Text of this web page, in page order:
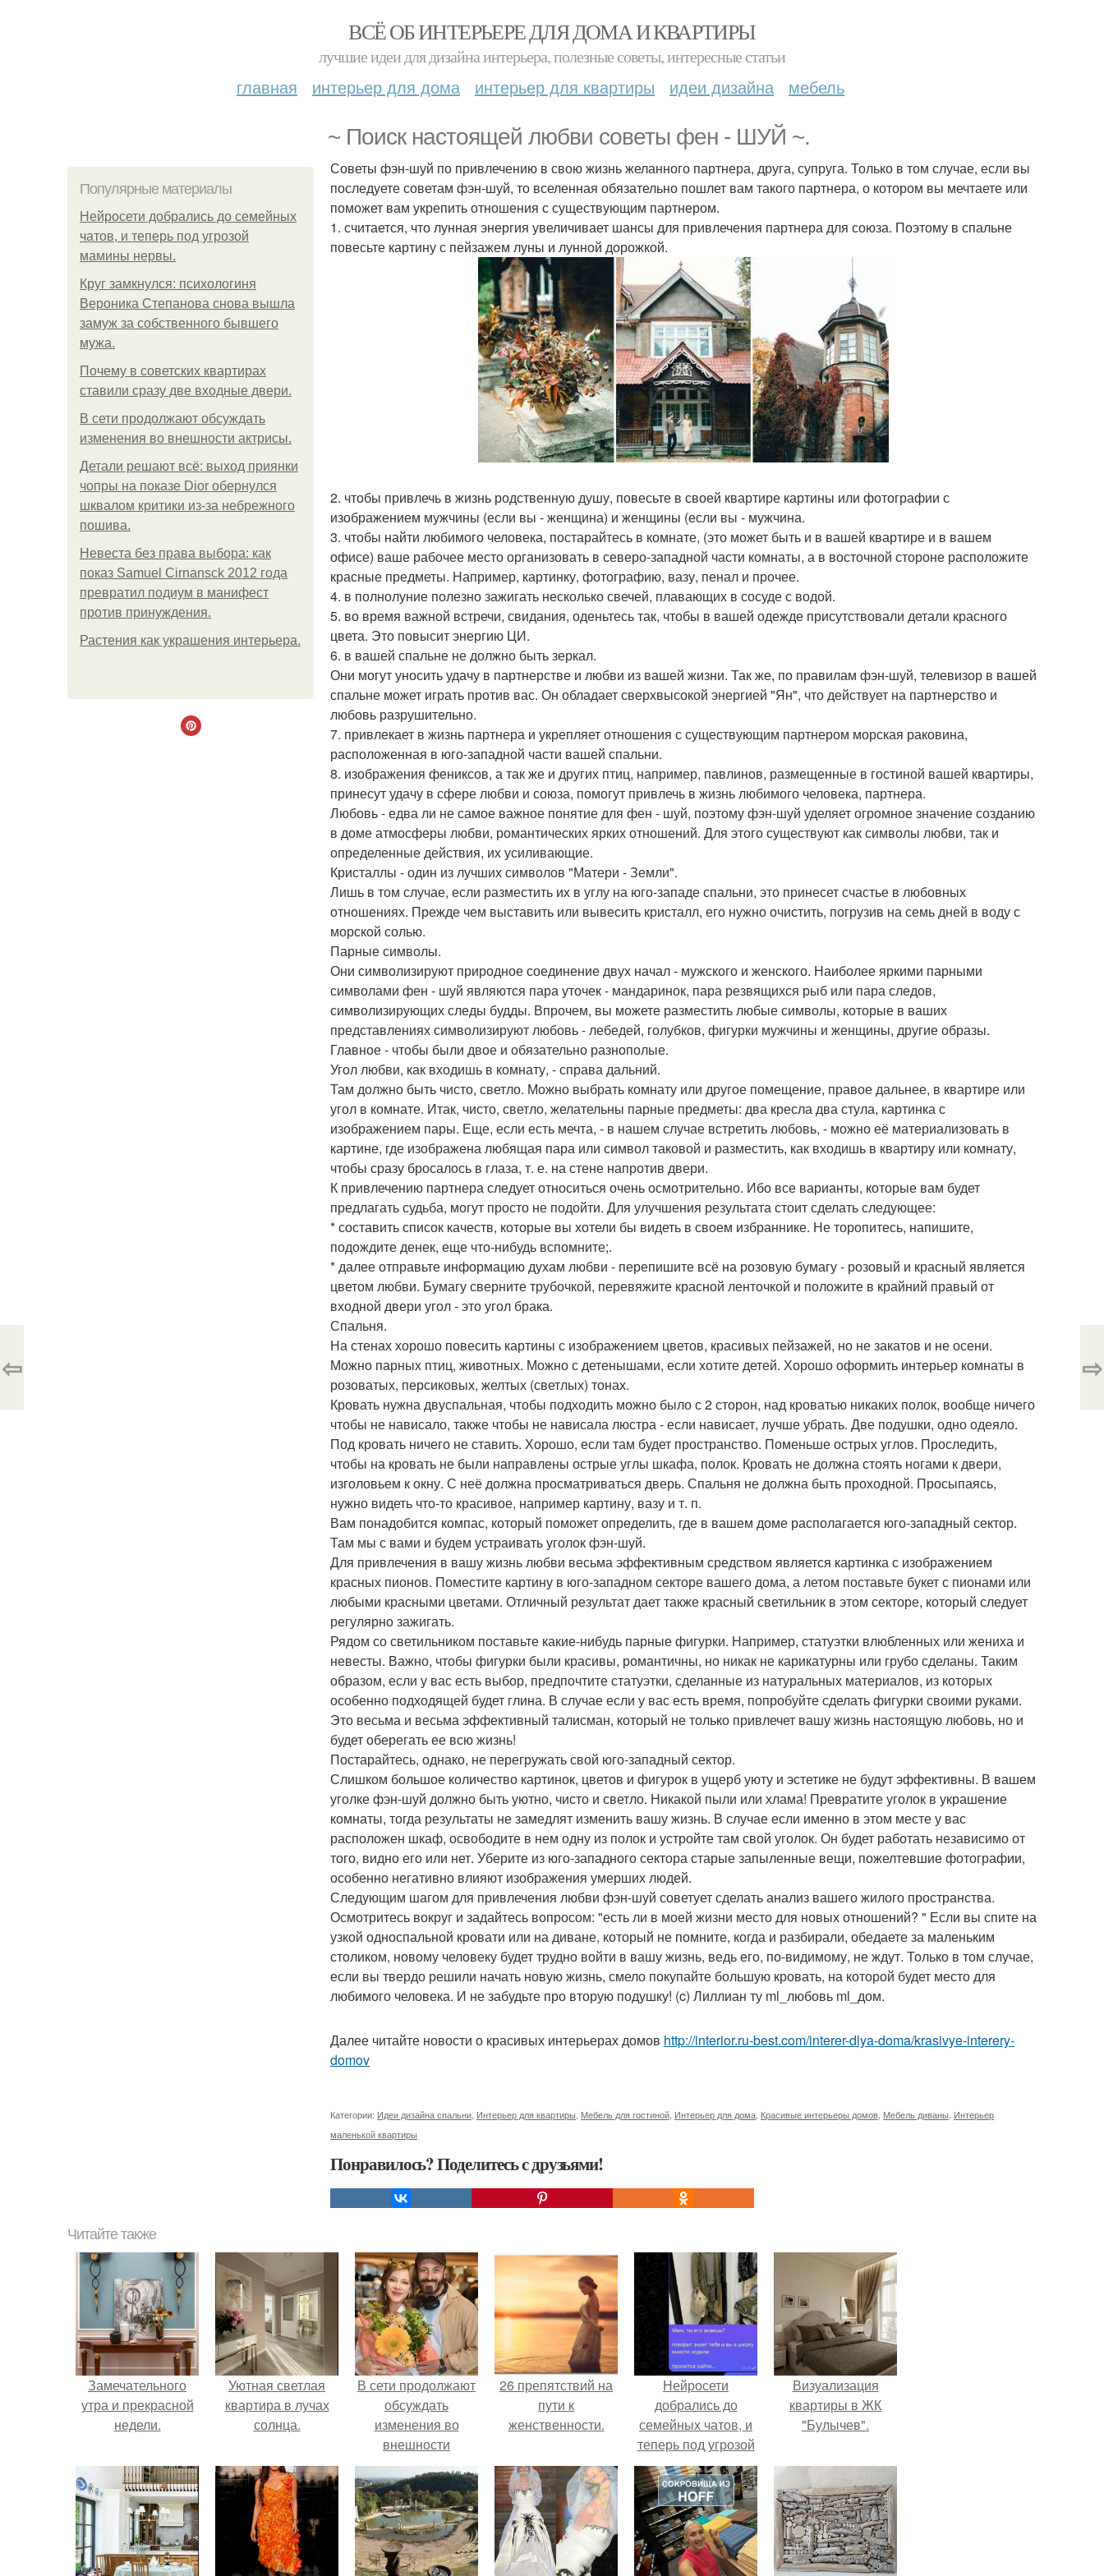
ВСЁ ОБ ИНТЕРЬЕРЕ ДЛЯ ДОМА И КВАРТИРЫ
лучшие идеи для дизайна интерьера, полезные советы, интересные статьи
главная интерьер для дома интерьер для квартиры идеи дизайна мебель
~ Поиск настоящей любви советы фен - ШУЙ ~.
Популярные материалы
Нейросети добрались до семейных
чатов, и теперь под угрозой
мамины нервы.
Круг замкнулся: психологиня
Вероника Степанова снова вышла
замуж за собственного бывшего
мужа.
Почему в советских квартирах
ставили сразу две входные двери.
В сети продолжают обсуждать
изменения во внешности актрисы.
Детали решают всё: выход приянки
чопры на показе Dior обернулся
шквалом критики из-за небрежного
пошива.
Невеста без права выбора: как
показ Samuel Cirnansck 2012 года
превратил подиум в манифест
против принуждения.
Растения как украшения интерьера.
Советы фэн-шуй по привлечению в свою жизнь желанного партнера, друга, супруга. Только в том случае, если вы
последуете советам фэн-шуй, то вселенная обязательно пошлет вам такого партнера, о котором вы мечтаете или
поможет вам укрепить отношения с существующим партнером.
1. считается, что лунная энергия увеличивает шансы для привлечения партнера для союза. Поэтому в спальне
повесьте картину с пейзажем луны и лунной дорожкой.
2. чтобы привлечь в жизнь родственную душу, повесьте в своей квартире картины или фотографии с
изображением мужчины (если вы - женщина) и женщины (если вы - мужчина.
3. чтобы найти любимого человека, постарайтесь в комнате, (это может быть и в вашей квартире и в вашем
офисе) ваше рабочее место организовать в северо-западной части комнаты, а в восточной стороне расположите
красные предметы. Например, картинку, фотографию, вазу, пенал и прочее.
4. в полнолуние полезно зажигать несколько свечей, плавающих в сосуде с водой.
5. во время важной встречи, свидания, оденьтесь так, чтобы в вашей одежде присутствовали детали красного
цвета. Это повысит энергию ЦИ.
6. в вашей спальне не должно быть зеркал.
Они могут уносить удачу в партнерстве и любви из вашей жизни. Так же, по правилам фэн-шуй, телевизор в вашей
спальне может играть против вас. Он обладает сверхвысокой энергией "Ян", что действует на партнерство и
любовь разрушительно.
7. привлекает в жизнь партнера и укрепляет отношения с существующим партнером морская раковина,
расположенная в юго-западной части вашей спальни.
8. изображения фениксов, а так же и других птиц, например, павлинов, размещенные в гостиной вашей квартиры,
принесут удачу в сфере любви и союза, помогут привлечь в жизнь любимого человека, партнера.
Любовь - едва ли не самое важное понятие для фен - шуй, поэтому фэн-шуй уделяет огромное значение созданию
в доме атмосферы любви, романтических ярких отношений. Для этого существуют как символы любви, так и
определенные действия, их усиливающие.
Кристаллы - один из лучших символов "Матери - Земли".
Лишь в том случае, если разместить их в углу на юго-западе спальни, это принесет счастье в любовных
отношениях. Прежде чем выставить или вывесить кристалл, его нужно очистить, погрузив на семь дней в воду с
морской солью.
Парные символы.
Они символизируют природное соединение двух начал - мужского и женского. Наиболее яркими парными
символами фен - шуй являются пара уточек - мандаринок, пара резвящихся рыб или пара следов,
символизирующих следы будды. Впрочем, вы можете разместить любые символы, которые в ваших
представлениях символизируют любовь - лебедей, голубков, фигурки мужчины и женщины, другие образы.
Главное - чтобы были двое и обязательно разнополые.
Угол любви, как входишь в комнату, - справа дальний.
Там должно быть чисто, светло. Можно выбрать комнату или другое помещение, правое дальнее, в квартире или
угол в комнате. Итак, чисто, светло, желательны парные предметы: два кресла два стула, картинка с
изображением пары. Еще, если есть мечта, - в нашем случае встретить любовь, - можно её материализовать в
картине, где изображена любящая пара или символ таковой и разместить, как входишь в квартиру или комнату,
чтобы сразу бросалось в глаза, т. е. на стене напротив двери.
К привлечению партнера следует относиться очень осмотрительно. Ибо все варианты, которые вам будет
предлагать судьба, могут просто не подойти. Для улучшения результата стоит сделать следующее:
* составить список качеств, которые вы хотели бы видеть в своем избраннике. Не торопитесь, напишите,
подождите денек, еще что-нибудь вспомните;.
* далее отправьте информацию духам любви - перепишите всё на розовую бумагу - розовый и красный является
цветом любви. Бумагу сверните трубочкой, перевяжите красной ленточкой и положите в крайний правый от
входной двери угол - это угол брака.
Спальня.
На стенах хорошо повесить картины с изображением цветов, красивых пейзажей, но не закатов и не осени.
Можно парных птиц, животных. Можно с детенышами, если хотите детей. Хорошо оформить интерьер комнаты в
розоватых, персиковых, желтых (светлых) тонах.
Кровать нужна двуспальная, чтобы подходить можно было с 2 сторон, над кроватью никаких полок, вообще ничего
чтобы не нависало, также чтобы не нависала люстра - если нависает, лучше убрать. Две подушки, одно одеяло.
Под кровать ничего не ставить. Хорошо, если там будет пространство. Поменьше острых углов. Проследить,
чтобы на кровать не были направлены острые углы шкафа, полок. Кровать не должна стоять ногами к двери,
изголовьем к окну. С неё должна просматриваться дверь. Спальня не должна быть проходной. Просыпаясь,
нужно видеть что-то красивое, например картину, вазу и т. п.
Вам понадобится компас, который поможет определить, где в вашем доме располагается юго-западный сектор.
Там мы с вами и будем устраивать уголок фэн-шуй.
Для привлечения в вашу жизнь любви весьма эффективным средством является картинка с изображением
красных пионов. Поместите картину в юго-западном секторе вашего дома, а летом поставьте букет с пионами или
любыми красными цветами. Отличный результат дает также красный светильник в этом секторе, который следует
регулярно зажигать.
Рядом со светильником поставьте какие-нибудь парные фигурки. Например, статуэтки влюбленных или жениха и
невесты. Важно, чтобы фигурки были красивы, романтичны, но никак не карикатурны или грубо сделаны. Таким
образом, если у вас есть выбор, предпочтите статуэтки, сделанные из натуральных материалов, из которых
особенно подходящей будет глина. В случае если у вас есть время, попробуйте сделать фигурки своими руками.
Это весьма и весьма эффективный талисман, который не только привлечет вашу жизнь настоящую любовь, но и
будет оберегать ее всю жизнь!
Постарайтесь, однако, не перегружать свой юго-западный сектор.
Слишком большое количество картинок, цветов и фигурок в ущерб уюту и эстетике не будут эффективны. В вашем
уголке фэн-шуй должно быть уютно, чисто и светло. Никакой пыли или хлама! Превратите уголок в украшение
комнаты, тогда результаты не замедлят изменить вашу жизнь. В случае если именно в этом месте у вас
расположен шкаф, освободите в нем одну из полок и устройте там свой уголок. Он будет работать независимо от
того, видно его или нет. Уберите из юго-западного сектора старые запыленные вещи, пожелтевшие фотографии,
особенно негативно влияют изображения умерших людей.
Следующим шагом для привлечения любви фэн-шуй советует сделать анализ вашего жилого пространства.
Осмотритесь вокруг и задайтесь вопросом: "есть ли в моей жизни место для новых отношений? " Если вы спите на
узкой односпальной кровати или на диване, который не помните, когда и разбирали, обедаете за маленьким
столиком, новому человеку будет трудно войти в вашу жизнь, ведь его, по-видимому, не ждут. Только в том случае,
если вы твердо решили начать новую жизнь, смело покупайте большую кровать, на которой будет место для
любимого человека. И не забудьте про вторую подушку! (c) Лиллиан ту ml_любовь ml_дом.
Далее читайте новости о красивых интерьерах домов http://interior.ru-best.com/interer-dlya-doma/krasivye-interery-
domov
Категории: Идеи дизайна спальни Интерьер для квартиры Мебель для гостиной Интерьер для дома Красивые интерьеры домов Мебель диваны Интерьер
маленькой квартиры
Понравилось? Поделитесь с друзьями!
⇦ ⇨
Читайте также
Замечательного
утра и прекрасной
недели.
Уютная светлая
квартира в лучах
солнца.
В сети продолжают
обсуждать
изменения во
внешности
актрисы.
26 препятствий на
пути к
женственности.
Нейросети
добрались до
семейных чатов, и
теперь под угрозой
мамины нервы.
Визуализация
квартиры в ЖК
"Булычев".